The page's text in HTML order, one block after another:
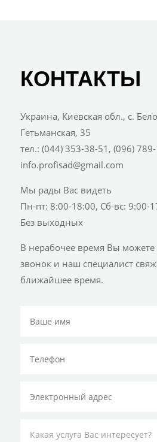
КОНТАКТЫ
Украина, Киевская обл., с.
Гетьманская, 35
тел.: (044) 353-38-51, (096)
info.profisad@gmail.com
Мы рады Вас видеть
Пн-пт: 8:00-18:00, Сб-вс: 9:00-
Без выходных
В нерабочее время Вы можете
звонок и наш специалист
ближайшее время.